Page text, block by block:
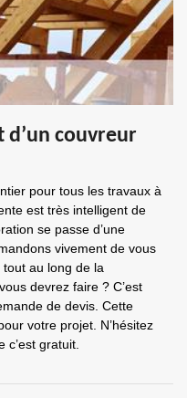
d’un couvreur
pour tous les travaux à
est très intelligent de
se passe d’une
vivement de vous
au long de la
devrez faire ? C’est
de devis. Cette
votre projet. N’hésitez
gratuit.